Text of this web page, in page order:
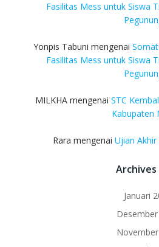
Fasilitas Mess untuk Siswa
Yonpis Tabuni mengenai
Fasilitas Mess untuk Siswa
MILKHAmengenai STC
Kabupaten
Rara mengenai Ujian
Archives
Januari